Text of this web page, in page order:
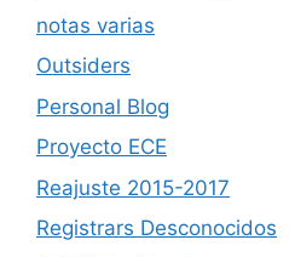
notas varias
Outsiders
Personal Blog
Proyecto ECE
Reajuste 2015-2017
Registrars Desconocidos